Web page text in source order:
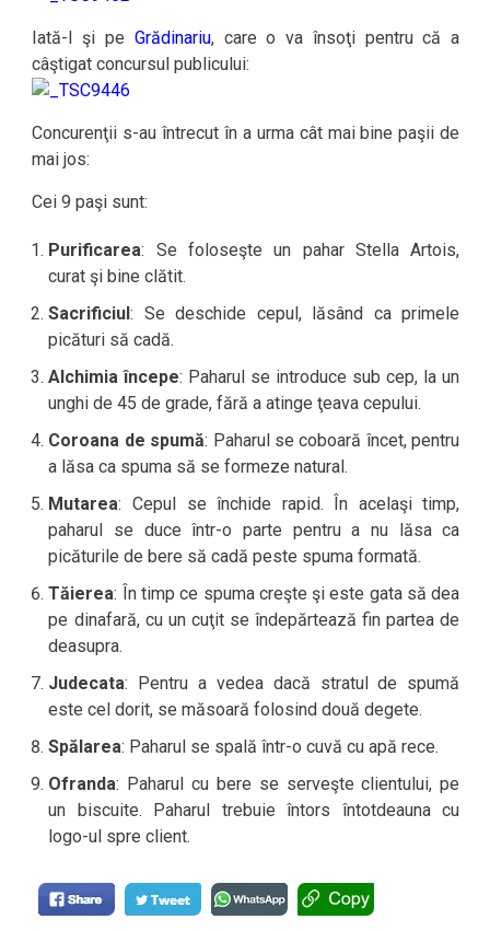
Iată-l şi pe Grădinariu, care o va însoţi pentru că a
câştigat concursul publicului:
Concurenţii s-au întrecut în a urma cât mai bine paşii de
mai jos:
Cei 9 paşi sunt:
Purificarea: Se foloseşte un pahar Stella Artois,
curat şi bine clătit.
Sacrificiul: Se deschide cepul, lăsând ca primele
picături să cadă.
Alchimia începe: Paharul se introduce sub cep, la un
unghi de 45 de grade, fără a atinge ţeava cepului.
Coroana de spumă: Paharul se coboară încet, pentru
a lăsa ca spuma să se formeze natural.
Mutarea: Cepul se închide rapid. În acelaşi timp,
paharul se duce într-o parte pentru a nu lăsa ca
picăturile de bere să cadă peste spuma formată.
Tăierea: În timp ce spuma creşte şi este gata să dea
pe dinafară, cu un cuţit se îndepărtează fin partea de
deasupra.
Judecata: Pentru a vedea dacă stratul de spumă
este cel dorit, se măsoară folosind două degete.
Spălarea: Paharul se spală într-o cuvă cu apă rece.
Ofranda: Paharul cu bere se serveşte clientului, pe
un biscuite. Paharul trebuie întors întotdeauna cu
logo-ul spre client.